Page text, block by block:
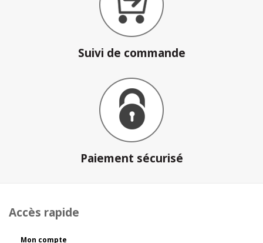
Suivi de commande
Paiement sécurisé
Accès rapide
Mon compte